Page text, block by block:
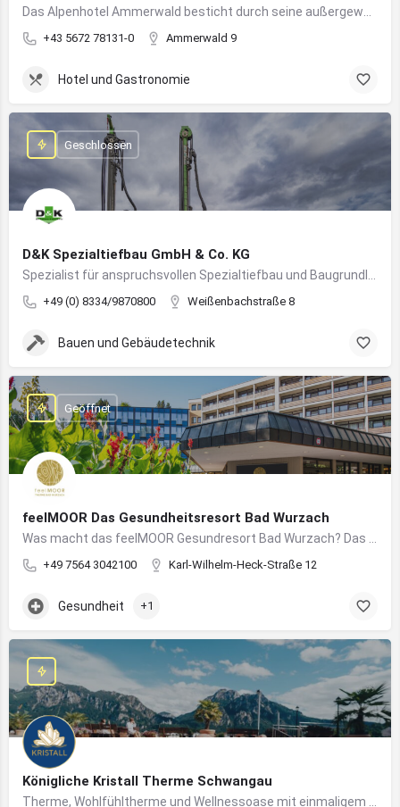
+43 5672 78131-0 Ammerwald 9
Hotel und Gastronomie
D&K Spezialtiefbau GmbH & Co. KG
+49 (0) 8334/9870800 Weißenbachstraße 8
Geschlossen
Bauen und Gebäudetechnik
feelMOOR Das Gesundheitsresort Bad Wurzach
+49 7564 3042100 Karl-Wilhelm-Heck-Straße 12
Geöffnet
Gesundheit +1
Königliche Kristall Therme Schwangau